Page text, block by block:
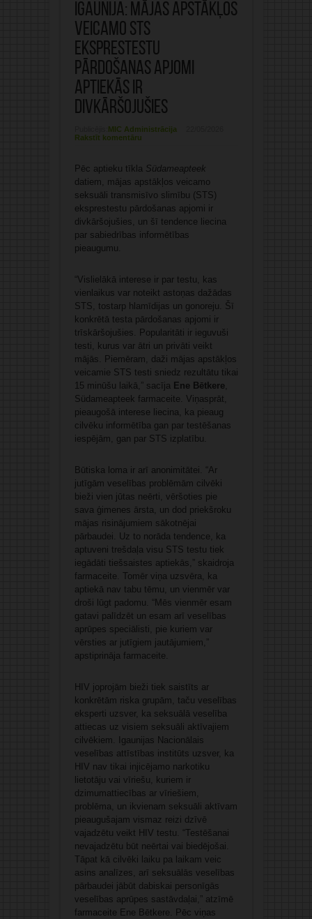
Igaunija: Mājas apstākļos
veicamo STS
eksprestestu
pārdošanas apjomi
aptiekās ir
divkāršojušies
MIC Administrācija
Rakstīt komentāru
Pēc aptieku tīkla Südameapteek
datiem, mājas apstākļos veicamo
seksuāli transmisīvo slimību (STS)
eksprestestu pārdošanas apjomi ir
divkāršojušies, un šī tendence liecina
par sabiedrības informētības
pieaugumu.
“Vislielākā interese ir par testu, kas
vienlaikus var noteikt astoņas dažādas
STS, tostarp hlamīdijas un gonoreju. Šī
konkrētā testa pārdošanas apjomi ir
trīskāršojušies. Popularitāti ir ieguvuši
testi, kurus var ātri un privāti veikt
mājās. Piemēram, daži mājas apstākļos
veicamie STS testi sniedz rezultātu tikai
15 minūšu laikā,” sacīja Ene Bētkere,
Südameapteek farmaceite. Viņasprāt,
pieaugošā interese liecina, ka pieaug
cilvēku informētība gan par testēšanas
iespējām, gan par STS izplatību.
Būtiska loma ir arī anonimitātei. “Ar
jutīgām veselības problēmām cilvēki
bieži vien jūtas neērti, vēršoties pie
sava ģimenes ārsta, un dod priekšroku
mājas risinājumiem sākotnējai
pārbaudei. Uz to norāda tendence, ka
aptuveni trešdaļa visu STS testu tiek
iegādāti tiešsaistes aptiekās,” skaidroja
farmaceite. Tomēr viņa uzsvēra, ka
aptiekā nav tabu tēmu, un vienmēr var
droši lūgt padomu. “Mēs vienmēr esam
gatavi palīdzēt un esam arī veselības
aprūpes speciālisti, pie kuriem var
vērsties ar jutīgiem jautājumiem,”
apstiprināja farmaceite.
HIV joprojām bieži tiek saistīts ar
konkrētām riska grupām, taču veselības
eksperti uzsver, ka seksuālā veselība
attiecas uz visiem seksuāli aktīvajiem
cilvēkiem. Igaunijas Nacionālais
veselības attīstības institūts uzsver, ka
HIV nav tikai injicējamo narkotiku
lietotāju vai vīriešu, kuriem ir
dzimumattiecības ar vīriešiem,
problēma, un ikvienam seksuāli aktīvam
pieaugušajam vismaz reizi dzīvē
vajadzētu veikt HIV testu. “Testēšanai
nevajadzētu būt neērtai vai biedējošai.
Tāpat kā cilvēki laiku pa laikam veic
asins analīzes, arī seksuālās veselības
pārbaudei jābūt dabiskai personīgās
veselības aprūpes sastāvdaļai,” atzīmē
farmaceite Ene Bētkere. Pēc viņas